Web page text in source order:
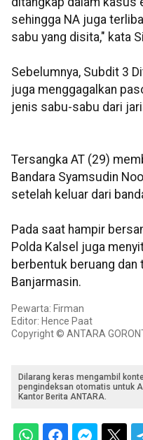
sehingga NA juga
sabu yang disita," kata
Sebelumnya, Subdit 3
juga menggagalkan
jenis sabu-sabu dari
Tersangka AT (29)
Bandara Syamsudin
setelah keluar dari
Pada saat hampir
Polda Kalsel juga
berbentuk beruang dan
Banjarmasin.
Pewarta: Firman
Editor: Hence Paat
Copyright © ANTARA
Dilarang keras mengambil
pengindeksan otomatis untuk
Kantor Berita ANTARA.